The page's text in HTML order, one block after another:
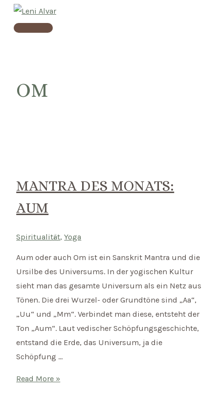
Skip
Main
OM
MANTRA DES MONATS:
AUM
Spiritualität,Yoga
Aum oder auch Om ist ein Sanskrit Mantra und die
Ursilbe des Universums. In der yogischen Kultur
sieht man das gesamte Universum als ein Netz aus
Tönen. Die drei Wurzel- oder Grundtöne sind „Aa“,
„Uu“ und „Mm“. Verbindet man diese, entsteht der
Ton „Aum“. Laut vedischer Schöpfungsgeschichte,
entstand die Erde, das Universum, ja die
Schöpfung …
Mantra
Read More »